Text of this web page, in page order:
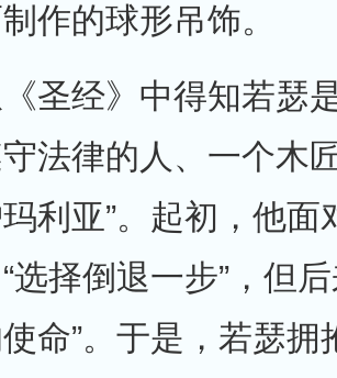
作的球形吊饰。
圣经》中得知若瑟
法律的人、一个木
玛利亚”。起初，他
选择倒退一步”，但
命”。于是，若瑟拥